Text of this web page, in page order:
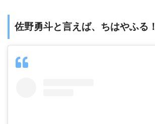
佐野勇斗と言えば、ちはやふる！